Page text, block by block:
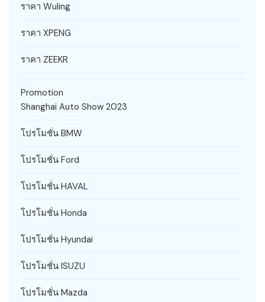
ราคา Wuling
ราคา XPENG
ราคา ZEEKR
Promotion
Shanghai Auto Show 2023
โปรโมชั่น BMW
โปรโมชั่น Ford
โปรโมชั่น HAVAL
โปรโมชั่น Honda
โปรโมชั่น Hyundai
โปรโมชั่น ISUZU
โปรโมชั่น Mazda